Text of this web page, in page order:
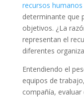
recursos humanos
determinante que
objetivos. ¿La
representan el
diferentes
Entendiendo el
equipos de
compañía,